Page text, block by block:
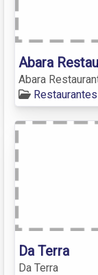
Abara
Abara
Da Terra
Da Terra